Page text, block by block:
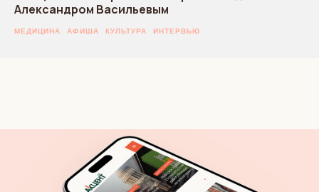
Александром Васильевым
МЕДИЦИНА АФИША КУЛЬТУРА ИНТЕРВЬЮ